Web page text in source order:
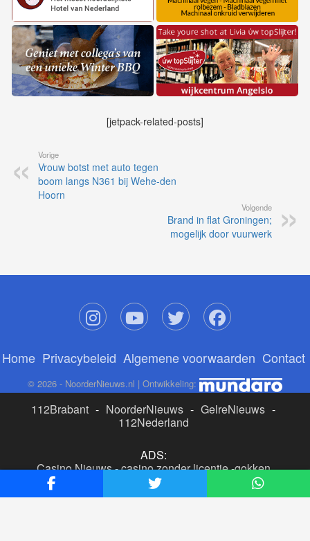
[jetpack-related-posts]
Vorige
Vrouw botst met auto tegen
boom langs N361 bij Wehe-den
Hoorn
Volgende
Brand in flat Groningen;
mogelijk door vuurwerk
Home Privacybeleid Algemene voorwaarden Contact
© 2026 - NoorderNieuws.nl | Ontwikkeling:
112Brabant - NoorderNieuws - GelreNieuws -
112Nederland
ADS:
Casino Nieuws-casino zonder licentie-gokken
buitenlandse site
beste online casino nederland